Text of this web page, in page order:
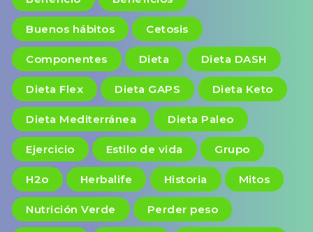
Buenos hábitos Cetosis
Componentes Dieta Dieta DASH
Dieta Flex Dieta GAPS Dieta Keto
Dieta Mediterránea Dieta Paleo
Ejercicio Estilo de vida Grupo
H2o Herbalife Historia Mitos
Nutrición Verde Perder peso